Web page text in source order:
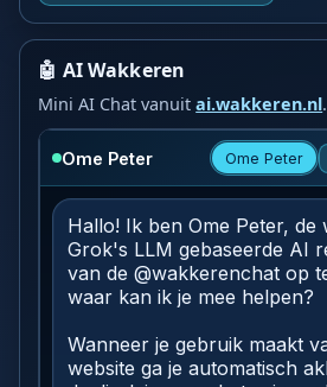
🤖 AI Wakkeren
Mini AI Chat vanuitai.wakkeren.nl.